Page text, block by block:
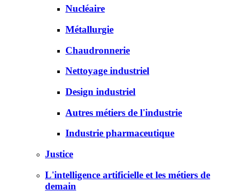
Nucléaire
Métallurgie
Chaudronnerie
Nettoyage industriel
Design industriel
Autres métiers de l'industrie
Industrie pharmaceutique
Justice
L'intelligence artificielle et les métiers de
demain